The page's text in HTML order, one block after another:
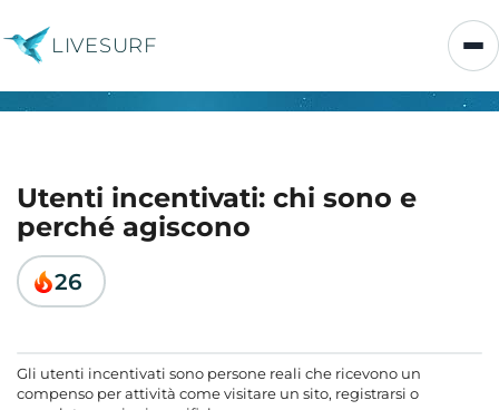
LIVESURF
Utenti incentivati: chi sono e
perché agiscono
26
Gli utenti incentivati sono persone reali che ricevono un
compenso per attività come visitare un sito, registrarsi o